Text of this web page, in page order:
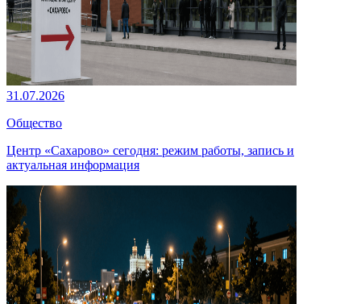
31.07.2026
Общество
Центр «Сахарово» сегодня: режим работы, запись и
актуальная информация